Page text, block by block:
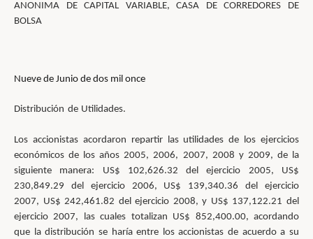
ANONIMA DE CAPITAL VARIABLE, CASA DE CORREDORES DE
BOLSA
Nueve de Junio de dos mil once
Distribución de Utilidades.
Los accionistas acordaron repartir las utilidades de los ejercicios
económicos de los años 2005, 2006, 2007, 2008 y 2009, de la
siguiente manera: US$ 102,626.32 del ejercicio 2005, US$
230,849.29 del ejercicio 2006, US$ 139,340.36 del ejercicio
2007, US$ 242,461.82 del ejercicio 2008, y US$ 137,122.21 del
ejercicio 2007, las cuales totalizan US$ 852,400.00, acordando
que la distribución se haría entre los accionistas de acuerdo a su